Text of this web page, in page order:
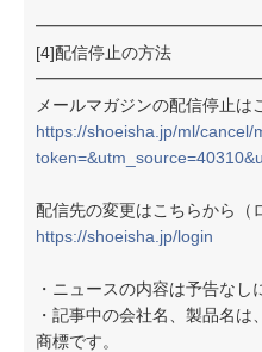
[4]配信停止の方法
メールマガジンの配信停止は
https://shoeisha.jp/ml/cancel/
配信先の変更はこちらから（
https://shoeisha.jp/login
・ニュースの内容は予告なし
・記事中の会社名、製品名は
商標です。